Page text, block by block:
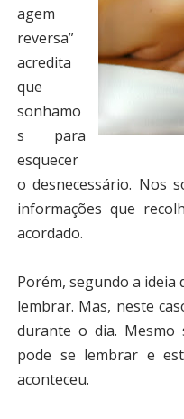
agem
reversa”
acredita
que
sonhamo
s para
esquecer
o desnecessário. Nos
informações que
acordado.
Porém, segundo a
lembrar. Mas, neste
durante o dia.
pode se lembrar e
aconteceu.